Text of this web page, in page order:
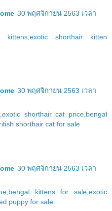
30 พฤศจิกายน 2563 เวลา
kittens, exotic shorthair kitten
30 พฤศจิกายน 2563 เวลา
,exotic shorthair cat price,bengal
shorthair cat for sale
30 พฤศจิกายน 2563 เวลา
,bengal kittens for sale,exotic
puppy for sale